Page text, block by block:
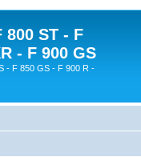
800 ST - F
- F 900 GS
- F 850 GS - F 900 R -